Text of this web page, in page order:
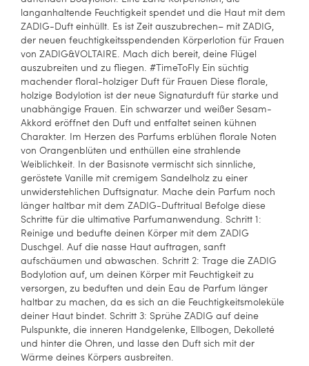
langanhaltende Feuchtigkeit spendet und die Haut mit dem
ZADIG-Duft einhüllt. Es ist Zeit auszubrechen– mit ZADIG,
der neuen feuchtigkeitsspendenden Körperlotion für Frauen
von ZADIG&VOLTAIRE. Mach dich bereit, deine Flügel
auszubreiten und zu fliegen. #TimeToFly Ein süchtig
machender floral-holziger Duft für Frauen Diese florale,
holzige Bodylotion ist der neue Signaturduft für starke und
unabhängige Frauen. Ein schwarzer und weißer Sesam-
Akkord eröffnet den Duft und entfaltet seinen kühnen
Charakter. Im Herzen des Parfums erblühen florale Noten
von Orangenblüten und enthüllen eine strahlende
Weiblichkeit. In der Basisnote vermischt sich sinnliche,
geröstete Vanille mit cremigem Sandelholz zu einer
unwiderstehlichen Duftsignatur. Mache dein Parfum noch
länger haltbar mit dem ZADIG-Duftritual Befolge diese
Schritte für die ultimative Parfumanwendung. Schritt 1:
Reinige und bedufte deinen Körper mit dem ZADIG
Duschgel. Auf die nasse Haut auftragen, sanft
aufschäumen und abwaschen. Schritt 2: Trage die ZADIG
Bodylotion auf, um deinen Körper mit Feuchtigkeit zu
versorgen, zu beduften und dein Eau de Parfum länger
haltbar zu machen, da es sich an die Feuchtigkeitsmoleküle
deiner Haut bindet. Schritt 3: Sprühe ZADIG auf deine
Pulspunkte, die inneren Handgelenke, Ellbogen, Dekolleté
und hinter die Ohren, und lasse den Duft sich mit der
Wärme deines Körpers ausbreiten.